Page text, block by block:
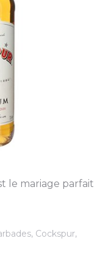
le mariage parfait
, Cockspur,